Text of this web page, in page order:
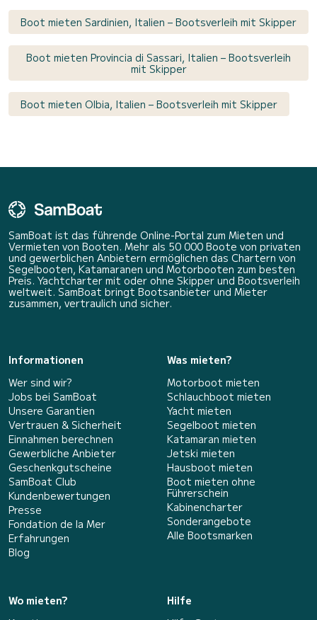
Boot mieten Sardinien, Italien – Bootsverleih mit Skipper
Boot mieten Provincia di Sassari, Italien – Bootsverleih
mit Skipper
Boot mieten Olbia, Italien – Bootsverleih mit Skipper
SamBoat ist das führende Online-Portal zum Mieten und
Vermieten von Booten. Mehr als 50 000 Boote von privaten
und gewerblichen Anbietern ermöglichen das Chartern von
Segelbooten, Katamaranen und Motorbooten zum besten
Preis. Yachtcharter mit oder ohne Skipper und Bootsverleih
weltweit. SamBoat bringt Bootsanbieter und Mieter
zusammen, vertraulich und sicher.
Informationen
Wer sind wir?
Jobs bei SamBoat
Unsere Garantien
Vertrauen & Sicherheit
Einnahmen berechnen
Gewerbliche Anbieter
Geschenkgutscheine
SamBoat Club
Kundenbewertungen
Presse
Fondation de la Mer
Erfahrungen
Blog
Was mieten?
Motorboot mieten
Schlauchboot mieten
Yacht mieten
Segelboot mieten
Katamaran mieten
Jetski mieten
Hausboot mieten
Boot mieten ohne
Führerschein
Kabinencharter
Sonderangebote
Alle Bootsmarken
Wo mieten?
Hilfe